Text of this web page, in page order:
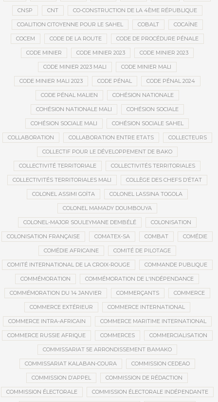
CNSP CNT CO-CONSTRUCTION DE LA 4ÈME RÉPUBLIQUE
COALITION CITOYENNE POUR LE SAHEL COBALT COCAÏNE
COCEM CODE DE LA ROUTE CODE DE PROCÉDURE PÉNALE
CODE MINIER CODE MINIER 2023 CODE MINIER 2023
CODE MINIER 2023 MALI CODE MINIER MALI
CODE MINIER MALI 2023 CODE PÉNAL CODE PÉNAL 2024
CODE PÉNAL MALIEN COHÉSION NATIONALE
COHÉSION NATIONALE MALI COHÉSION SOCIALE
COHÉSION SOCIALE MALI COHÉSION SOCIALE SAHEL
COLLABORATION COLLABORATION ENTRE ETATS COLLECTEURS
COLLECTIF POUR LE DÉVELOPPEMENT DE BAKO
COLLECTIVITÉ TERRITORIALE COLLECTIVITÉS TERRITORIALES
COLLECTIVITÉS TERRITORIALES MALI COLLÈGE DES CHEFS D’ÉTAT
COLONEL ASSIMI GOÏTA COLONEL LASSINA TOGOLA
COLONEL MAMADY DOUMBOUYA
COLONEL-MAJOR SOULEYMANE DEMBÉLÉ COLONISATION
COLONISATION FRANÇAISE COMATEX-SA COMBAT COMÉDIE
COMÉDIE AFRICAINE COMITÉ DE PILOTAGE
COMITÉ INTERNATIONAL DE LA CROIX-ROUGE COMMANDE PUBLIQUE
COMMÉMORATION COMMÉMORATION DE L'INDÉPENDANCE
COMMÉMORATION DU 14 JANVIER COMMERÇANTS COMMERCE
COMMERCE EXTÉRIEUR COMMERCE INTERNATIONAL
COMMERCE INTRA-AFRICAIN COMMERCE MARITIME INTERNATIONAL
COMMERCE RUSSIE AFRIQUE COMMERCES COMMERCIALISATION
COMMISSARIAT 5E ARRONDISSEMENT BAMAKO
COMMISSARIAT KALABAN-COURA COMMISSION CEDEAO
COMMISSION D’APPEL COMMISSION DE RÉDACTION
COMMISSION ÉLECTORALE COMMISSION ÉLECTORALE INDÉPENDANTE